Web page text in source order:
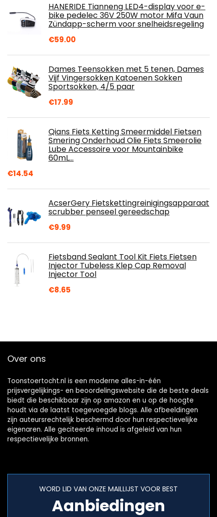
HANERIDE Tianneng LED4-display voor e-
bike pedelec 36V 250W motor Mifa Vaun
Zündapp-scherm voor snelheidsregeling
€59.00
Dames Teensokken met 5 tenen, Dames
Vijf Vingersokken Katoenen Sokken
Sportsokken, 4/5 paar
€17.99
Qians Fiets Ketting Smeermiddel Fietsen
Smering Onderhoud Olie Fiets Smeerolie
Lube Accessoire voor Mountainbike
60mL…
€14.54
AcserGery Fietskettingreinigingsapparaat
scrubber penseel gereedschap
€9.99
Fietsband Sealant Tool Kit Fiets Fietsen
Injector Tubeless Klep Cap Removal
Injector Tool
€8.65
Over ons
Toonstoertocht.nl is een moderne alles-in-één
prijsvergelijkings- en beoordelingswebsite die de beste deals
biedt die beschikbaar zijn op amazon en u op de hoogte
houdt via de laatst toegevoegde blogs. Alle afbeeldingen
zijn auteursrechtelijk beschermd door hun respectievelijke
eigenaren. Alle geciteerde inhoud is afgeleid van hun
respectievelijke bronnen.
WORD LID VAN ONZE MAILLIJST VOOR BEST
Aanbiedingen